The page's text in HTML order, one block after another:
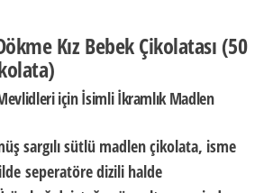
Kız Bebek Çikolatası (50
için İsimli İkramlık Madlen
sargılı sütlü madlen çikolata, isme
seperatöre dizili halde